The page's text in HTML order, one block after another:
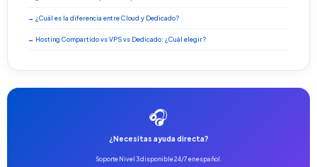
→ ¿Cuál es la diferencia entre Cloud y Dedicado?
→ Hosting Compartido vs VPS vs Dedicado: ¿Cuál elegir?
🎧
¿Necesitas ayuda directa?
Soporte Nivel 3 disponible 24/7 en español.